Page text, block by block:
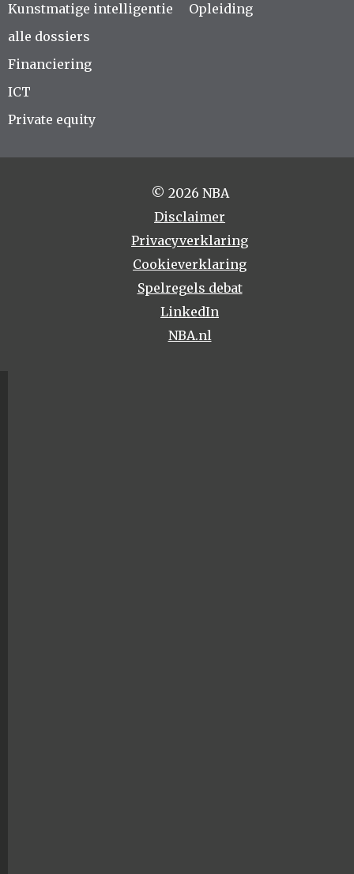
Kunstmatige intelligentie
alle dossiers
Opleiding
Financiering
ICT
Private equity
© 2026 NBA
Disclaimer
Privacyverklaring
Cookieverklaring
Spelregels debat
LinkedIn
NBA.nl